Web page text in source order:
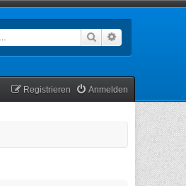
Suche
Anmelden
Registrieren